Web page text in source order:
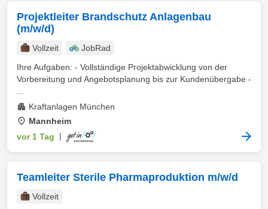
Projektleiter Brandschutz Anlagenbau
(m/w/d)
Vollzeit
JobRad
Ihre Aufgaben: - Vollständige Projektabwicklung von der
Vorbereitung und Angebotsplanung bis zur Kundenübergabe -
Kraftanlagen München
Mannheim
vor 1 Tag
Teamleiter Sterile Pharmaproduktion m/w/d
Vollzeit